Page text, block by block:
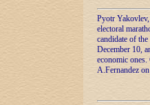
Pyotr
electoral
candidate of
December 10,
economic
A.Fernandez